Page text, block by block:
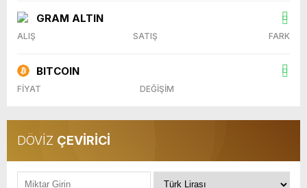
GRAM ALTIN
ALIŞ SATIŞ FARK
BITCOIN
FİYAT DEĞİŞİM
DÖVİZ ÇEVİRİCİ